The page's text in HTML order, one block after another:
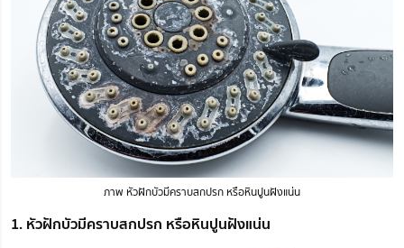
ภาพ หัวฝักบัวมีคราบสกปรก หรือหินปูนฝังแน่น
1. หัวฝักบัวมีคราบสกปรก หรือหินปูนฝังแน่น